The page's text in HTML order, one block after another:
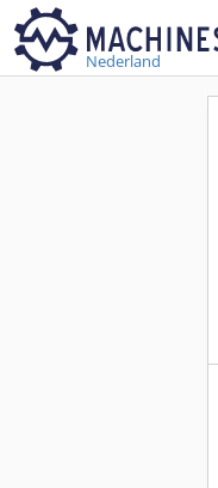
Nederland